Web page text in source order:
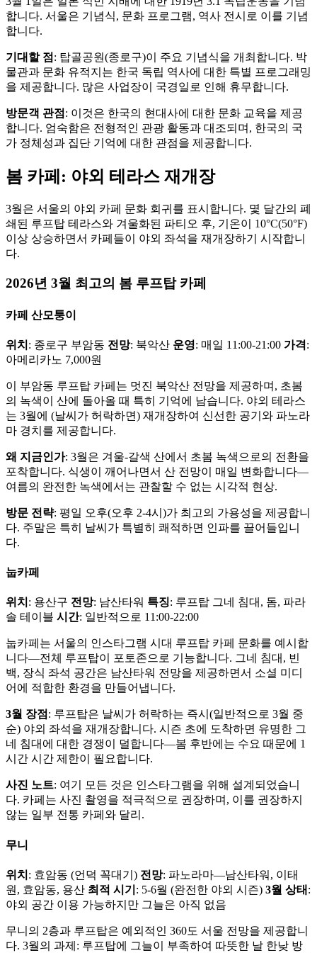
합니다. 서울은 기념식, 문화 프로그램, 역사 전시로 이를 기념
합니다.
기대할 점 : 탑골공원(종로구)이 주요 기념식을 개최합니다. 박
물관과 문화 유적지는 한국 독립 역사에 대한 특별 프로그래밍
을 제공합니다. 많은 사업장이 국경일로 인해 휴무합니다.
방문객 관점 : 이것은 한국의 현대사에 대한 문화 교육을 제공
합니다. 엄숙함은 전형적인 관광 활동과 대조되며, 한국의 국
가 정체성과 집단 기억에 대한 관점을 제공합니다.
봄 카페: 야외 테라스 재개장
3월은 서울의 야외 카페 문화 회귀를 표시합니다. 몇 달간의 폐
쇄된 루프탑 테라스와 겨울화된 파티오 후, 기온이 10°C(50°F)
이상 상승하면서 카페들이 야외 좌석을 재개장하기 시작합니
다.
2026년 3월 최고의 봄 루프탑 카페
카페 산모퉁이
위치 : 종로구 부암동 전망: 북악산 운영: 매일 11:00-21:00 가격:
아메리카노 7,000원
이 부암동 루프탑 카페는 멋진 북악산 전망을 제공하며, 초봄
의 녹색이 산에 돌아올 때 특히 기억에 남습니다. 야외 테라스
는 3월에 (날씨가 허락하면) 재개장하여 신선한 공기와 파노라
마 경치를 제공합니다.
왜 지금인가: 3월은 겨울-갈색 산에서 초봄 녹색으로의 전환을
포착합니다. 식생이 깨어나면서 산 전망이 매일 변화합니다—
여름의 완전한 녹색에서는 관찰할 수 없는 시각적 현상.
방문 전략: 평일 오후(오후 2-4시)가 최고의 가용성을 제공합니
다. 주말은 특히 날씨가 특별히 쾌적하면 인파를 끌어들입니
다.
눕카페
위치 : 용산구 전망: 남산타워 특징: 루프탑 그네 침대, 돔, 파라
솔 테이블 시간: 일반적으로 11:00-22:00
눕카페는 서울의 인스타그램 시대 루프탑 카페 문화를 예시합
니다—전체 루프탑이 포토존으로 기능합니다. 그네 침대, 빈
백, 장식 좌석 공간은 남산타워 전망을 제공하면서 소셜 미디
어에 적합한 환경을 만들어냅니다.
3월 장점 : 루프탑은 날씨가 허락하는 즉시(일반적으로 3월 중
순) 야외 좌석을 재개장합니다. 시즌 초에 도착하면 유명한 그
네 침대에 대한 경쟁이 덜합니다—봄 후반에는 수요 때문에 1
시간 시간 제한이 필요합니다.
사진 노트: 여기 모든 것은 인스타그램을 위해 설계되었습니
다. 카페는 사진 촬영을 적극적으로 권장하며, 이를 권장하지
않는 일부 전통 카페와 달리.
무니
위치 : 효암동 (언덕 꼭대기) 전망: 파노라마—남산타워, 이태
원, 효암동, 용산 최적 시기 : 5-6월 (완전한 야외 시즌) 3월 상태 :
야외 공간 이용 가능하지만 그늘은 아직 없음
무니의 2층과 루프탑은 예외적인 360도 서울 전망을 제공합니
다. 3월의 과제: 루프탑에 그늘이 부족하여 따뜻한 날 한낮 방